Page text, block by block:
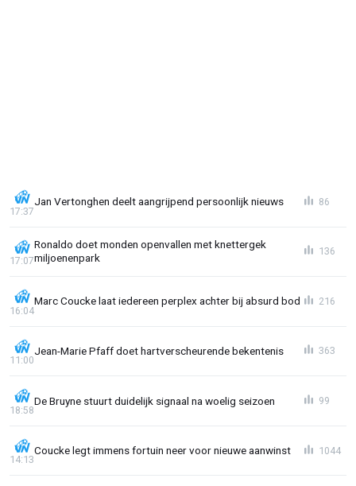
Jan Vertonghen deelt aangrijpend persoonlijk nieuws
17:37
86
Ronaldo doet monden openvallen met knettergek
miljoenenpark
17:07
136
Marc Coucke laat iedereen perplex achter bij absurd bod
16:04
216
Jean-Marie Pfaff doet hartverscheurende bekentenis
11:00
363
De Bruyne stuurt duidelijk signaal na woelig seizoen
18:58
99
Coucke legt immens fortuin neer voor nieuwe aanwinst
14:13
1044